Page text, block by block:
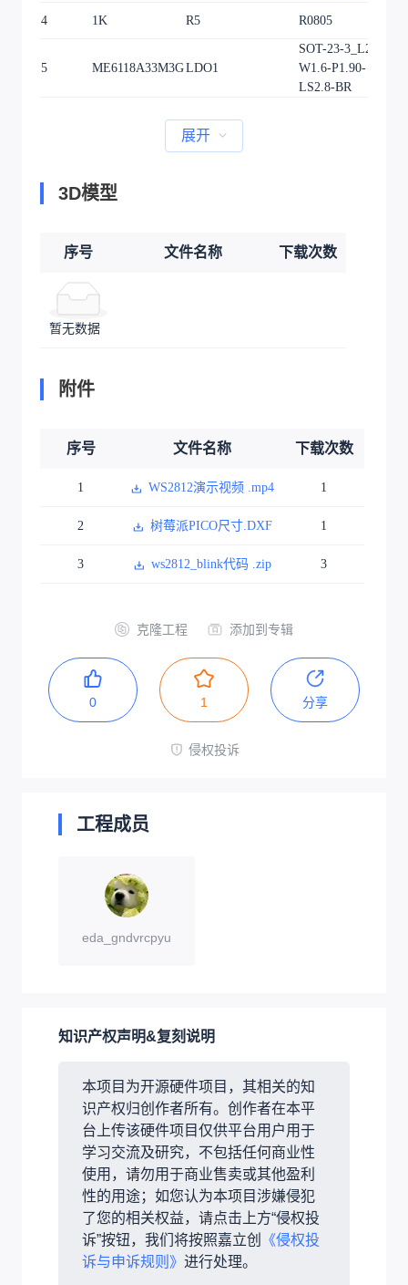
4 1K R5 R0805
5 ME6118A33M3GLDO1
SOT-23-3_L2.9-
W1.6-P1.90-
LS2.8-BR
展开
3D模型
序号 文件名称 下载次数
暂无数据
附件
序号 文件名称 下载次数
1 WS2812演示视频 .mp4 1
2 树莓派PICO尺寸.DXF 1
3 ws2812_blink代码 .zip 3
克隆工程 添加到专辑
0 1 分享
侵权投诉
工程成员
eda_gndvrcpyu
知识产权声明&复刻说明
本项目为开源硬件项目，其相关的知
识产权归创作者所有。创作者在本平
台上传该硬件项目仅供平台用户用于
学习交流及研究，不包括任何商业性
使用，请勿用于商业售卖或其他盈利
性的用途；如您认为本项目涉嫌侵犯
了您的相关权益，请点击上方“侵权投
诉”按钮，我们将按照嘉立创
《侵权投
诉与申诉规则》 进行处理。